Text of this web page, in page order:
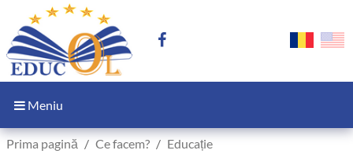
Meniu
Prima pagină Ce facem?
Educație